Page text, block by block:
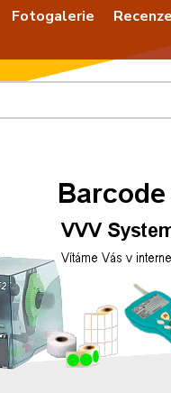
Fotogalerie Recenze